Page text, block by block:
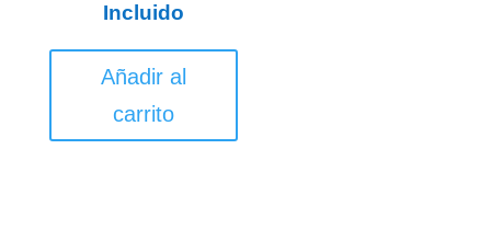
Incluido
Añadir al
carrito